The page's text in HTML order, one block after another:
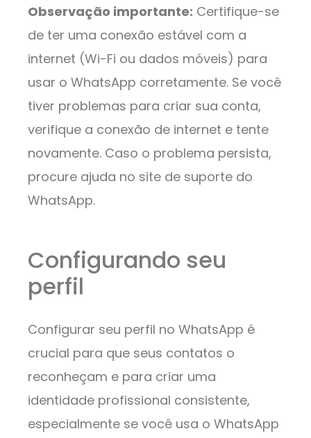
Observação importante: Certifique-se
de ter uma conexão estável com a
internet (Wi-Fi ou dados móveis) para
usar o WhatsApp corretamente. Se você
tiver problemas para criar sua conta,
verifique a conexão de internet e tente
novamente. Caso o problema persista,
procure ajuda no site de suporte do
WhatsApp.
Configurando seu
perfil
Configurar seu perfil no WhatsApp é
crucial para que seus contatos o
reconheçam e para criar uma
identidade profissional consistente,
especialmente se você usa o WhatsApp